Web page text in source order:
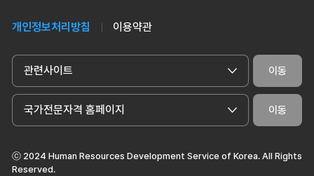
개인정보처리방침 이용약관
관련사이트 이동
국가전문자격 홈페이지 이동
ⓒ 2024 Human Resources Development Service of Korea. All Rights
Reserved.